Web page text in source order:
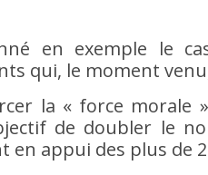
en exemple le
qui, le moment
la « force morale
de doubler le
en appui des plus de